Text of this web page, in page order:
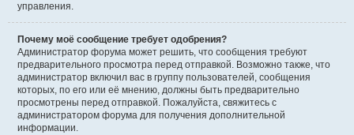
управления.
Почему моё сообщение требует одобрения?
Администратор форума может решить, что сообщения требуют
предварительного просмотра перед отправкой. Возможно также, что
администратор включил вас в группу пользователей, сообщения
которых, по его или её мнению, должны быть предварительно
просмотрены перед отправкой. Пожалуйста, свяжитесь с
администратором форума для получения дополнительной
информации.